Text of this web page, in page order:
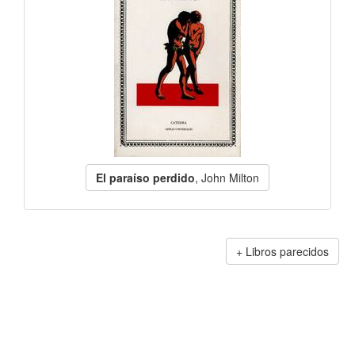
El paraíso perdido, John Milton
Libros parecidos